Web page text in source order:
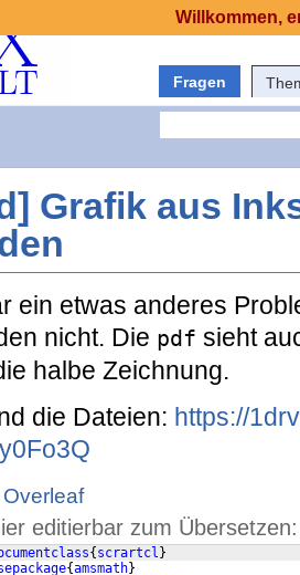
Fragen
Grafik aus
ein etwas anderes
nicht. Die pdf sieht
halbe Zeichnung.
die Dateien: https://
editierbar zum Übersetzen:
{ scrartcl }
{amsmath}
Willkommen,